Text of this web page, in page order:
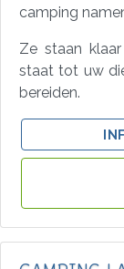
camping
Ze staan
staat tot uw
bereiden.